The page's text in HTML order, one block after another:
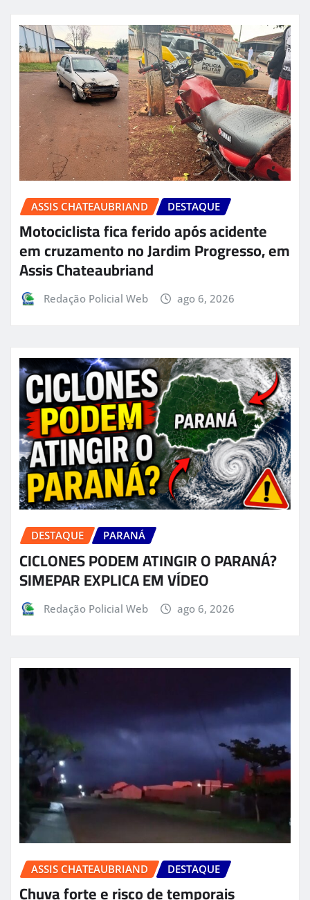
ASSIS CHATEAUBRIAND DESTAQUE
Motociclista fica ferido após acidente
em cruzamento no Jardim Progresso, em
Assis Chateaubriand
Redação Policial Web ago 6, 2026
DESTAQUE PARANÁ
CICLONES PODEM ATINGIR O PARANÁ?
SIMEPAR EXPLICA EM VÍDEO
Redação Policial Web ago 6, 2026
ASSIS CHATEAUBRIAND DESTAQUE
Chuva forte e risco de temporais